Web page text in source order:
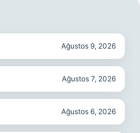
Ağustos 9, 2026
Ağustos 7, 2026
Ağustos 6, 2026